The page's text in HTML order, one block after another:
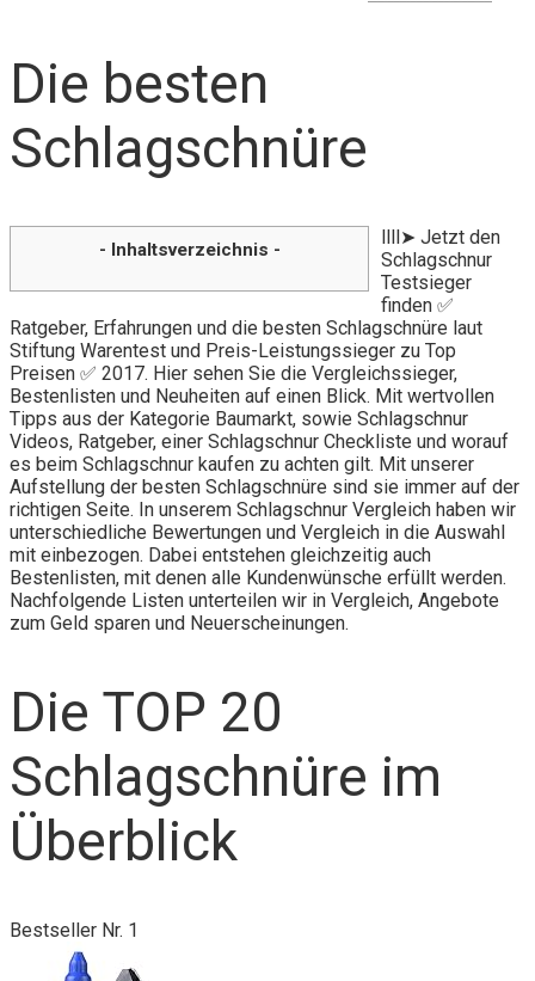
Die besten
Schlagschnüre
- Inhaltsverzeichnis -
llll➤ Jetzt den
Schlagschnur
Testsieger
finden ✅
Ratgeber, Erfahrungen und die besten Schlagschnüre laut
Stiftung Warentest und Preis-Leistungssieger zu Top
Preisen ✅ 2017. Hier sehen Sie die Vergleichssieger,
Bestenlisten und Neuheiten auf einen Blick. Mit wertvollen
Tipps aus der Kategorie Baumarkt, sowie Schlagschnur
Videos, Ratgeber, einer Schlagschnur Checkliste und worauf
es beim Schlagschnur kaufen zu achten gilt. Mit unserer
Aufstellung der besten Schlagschnüre sind sie immer auf der
richtigen Seite. In unserem Schlagschnur Vergleich haben wir
unterschiedliche Bewertungen und Vergleich in die Auswahl
mit einbezogen. Dabei entstehen gleichzeitig auch
Bestenlisten, mit denen alle Kundenwünsche erfüllt werden.
Nachfolgende Listen unterteilen wir in Vergleich, Angebote
zum Geld sparen und Neuerscheinungen.
Die TOP 20
Schlagschnüre im
Überblick
Bestseller Nr. 1